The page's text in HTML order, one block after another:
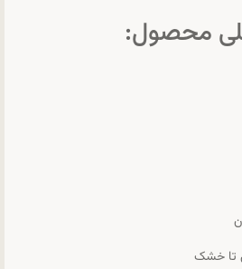
محصول:
تا خشک